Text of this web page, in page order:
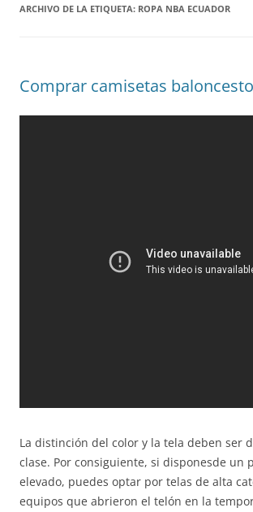
ARCHIVO DE LA ETIQUETA: ROPA NBA ECUADOR
Comprar camisetas
La distinción del color y la tela deben ser
clase. Por consiguiente, si disponesde un
elevado, puedes optar por telas de alta
equipos que abrieron el telón en la